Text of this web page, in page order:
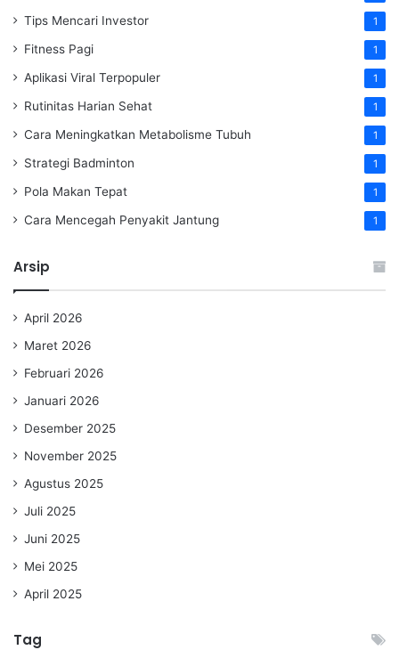
Tips Mencari Investor 1
Fitness Pagi 1
Aplikasi Viral Terpopuler 1
Rutinitas Harian Sehat 1
Cara Meningkatkan Metabolisme Tubuh 1
Strategi Badminton 1
Pola Makan Tepat 1
Cara Mencegah Penyakit Jantung 1
Arsip
April 2026
Maret 2026
Februari 2026
Januari 2026
Desember 2025
November 2025
Agustus 2025
Juli 2025
Juni 2025
Mei 2025
April 2025
Tag